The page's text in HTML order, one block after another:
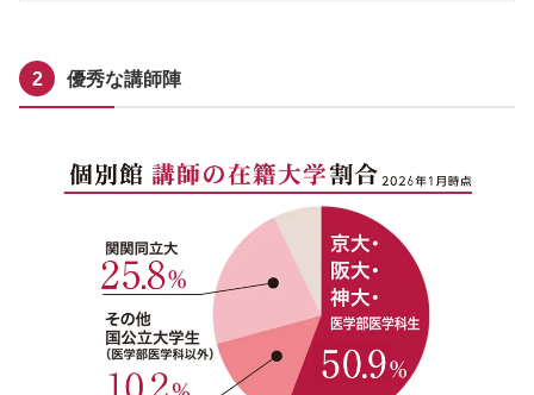
優秀な講師陣